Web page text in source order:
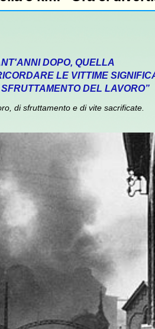
DOPO, QUELLA
LE VITTIME
DEL LAVORO”
di sfruttamento e di vite sacrificate.